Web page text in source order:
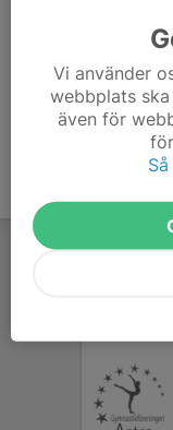
ni kan så fort ni
Vi använder
webbplats
även för